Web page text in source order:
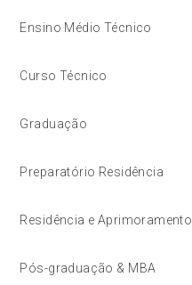
Ensino Médio Técnico
Curso Técnico
Graduação
Preparatório Residência
Residência e Aprimoramento
Pós-graduação & MBA